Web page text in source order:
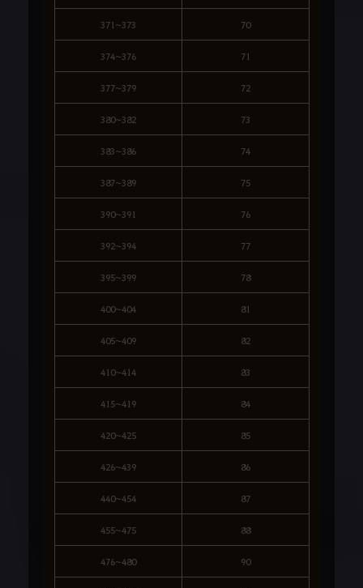
371~373 70
374~376 71
377~379 72
380~382 73
383~386 74
387~389 75
390~391 76
392~394 77
395~399 78
400~404 81
405~409 82
410~414 83
415~419 84
420~425 85
426~439 86
440~454 87
455~475 88
476~480 90